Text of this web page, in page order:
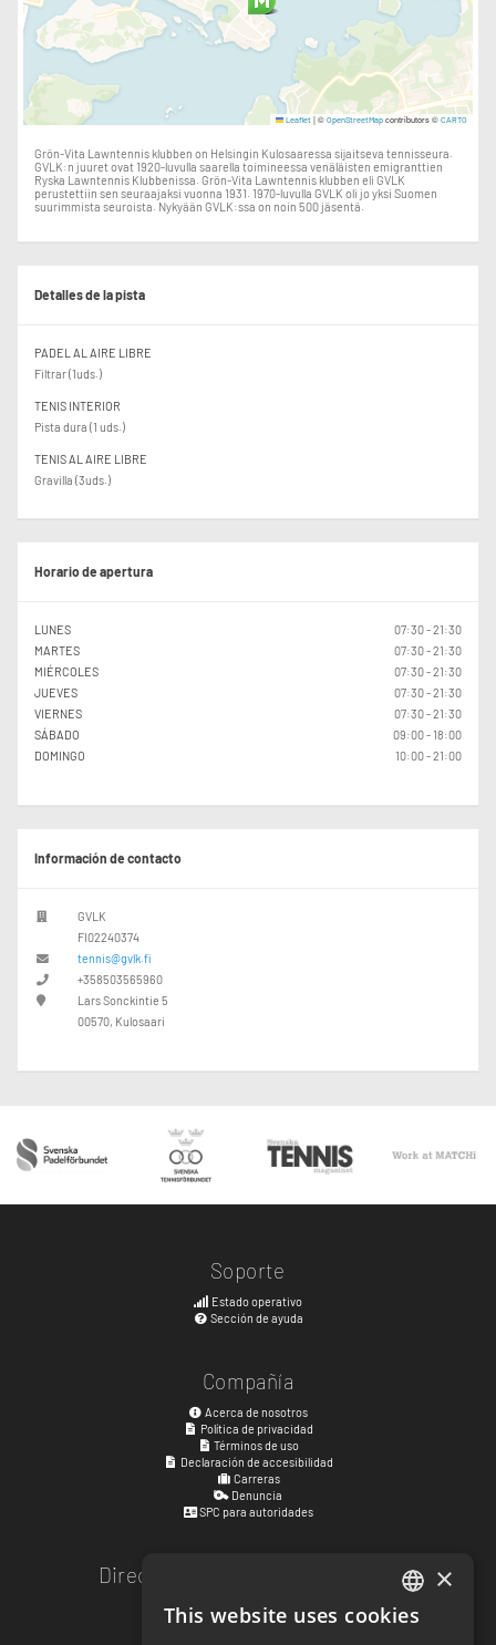
Leaflet |© OpenStreetMap contributors © CARTO
Grön-Vita Lawntennis klubben on Helsingin Kulosaaressa sijaitseva tennisseura.
GVLK:n juuret ovat 1920-luvulla saarella toimineessa venäläisten emigranttien
Ryska Lawntennis Klubbenissa. Grön-Vita Lawntennis klubben eli GVLK
perustettiin sen seuraajaksi vuonna 1931. 1970-luvulla GVLK oli jo yksi Suomen
suurimmista seuroista. Nykyään GVLK:ssa on noin 500 jäsentä.
Detalles de la pista
PADEL AL AIRE LIBRE
Filtrar (1uds.)
TENIS INTERIOR
Pista dura (1 uds.)
TENIS AL AIRE LIBRE
Gravilla (3uds.)
Horario de apertura
LUNES
07:30 - 21:30
MARTES
07:30 - 21:30
MIÉRCOLES
07:30 - 21:30
JUEVES
07:30 - 21:30
VIERNES
07:30 - 21:30
SÁBADO
09:00 - 18:00
DOMINGO
10:00 - 21:00
Información de contacto
GVLK
FI02240374
tennis@gvlk.fi
+358503565960
Lars Sonckintie 5
00570, Kulosaari
Soporte
Estado operativo
Sección de ayuda
Compañía
Acerca de nosotros
Política de privacidad
Términos de uso
Declaración de accesibilidad
Carreras
Denuncia
SPC para autoridades
Dirección de atención al público
Kyrkogatan 17
411 15
Gotemburgo,Suecia ENGLISH
×
This website uses cookies